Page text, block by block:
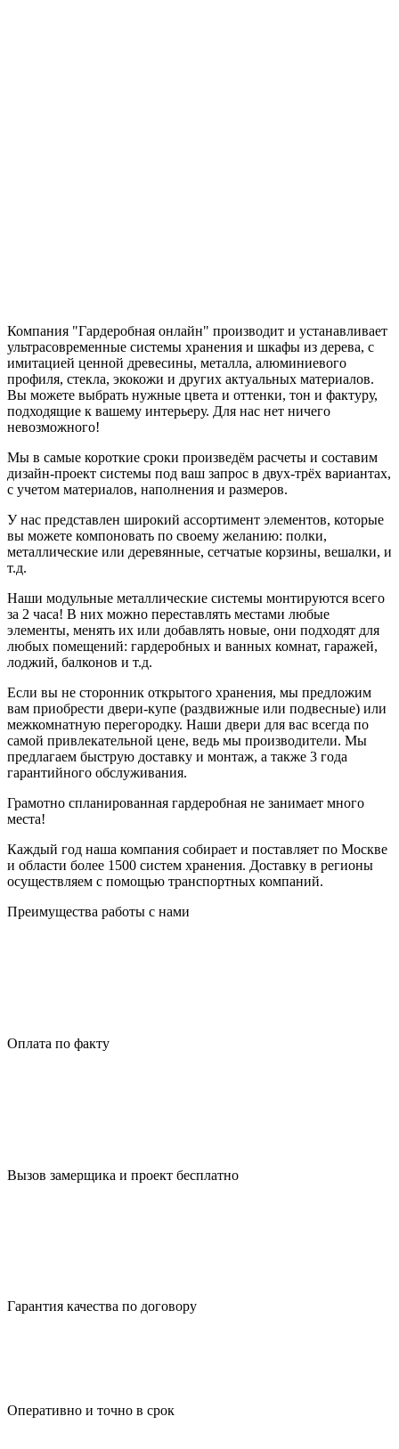
Компания "Гардеробная онлайн" производит и устанавливает
ультрасовременные системы хранения и шкафы из дерева, с
имитацией ценной древесины, металла, алюминиевого
профиля, стекла, экокожи и других актуальных материалов.
Вы можете выбрать нужные цвета и оттенки, тон и фактуру,
подходящие к вашему интерьеру. Для нас нет ничего
невозможного!
Мы в самые короткие сроки произведём расчеты и составим
дизайн-проект системы под ваш запрос в двух-трёх вариантах,
с учетом материалов, наполнения и размеров.
У нас представлен широкий ассортимент элементов, которые
вы можете компоновать по своему желанию: полки,
металлические или деревянные, сетчатые корзины, вешалки, и
т.д.
Наши модульные металлические системы монтируются всего
за 2 часа! В них можно переставлять местами любые
элементы, менять их или добавлять новые, они подходят для
любых помещений: гардеробных и ванных комнат, гаражей,
лоджий, балконов и т.д.
Если вы не сторонник открытого хранения, мы предложим
вам приобрести двери-купе (раздвижные или подвесные) или
межкомнатную перегородку. Наши двери для вас всегда по
самой привлекательной цене, ведь мы производители. Мы
предлагаем быструю доставку и монтаж, а также 3 года
гарантийного обслуживания.
Грамотно спланированная гардеробная не занимает много
места!
Каждый год наша компания собирает и поставляет по Москве
и области более 1500 систем хранения. Доставку в регионы
осуществляем с помощью транспортных компаний.
Преимущества работы с нами
Оплата по факту
Вызов замерщика и проект бесплатно
Гарантия качества по договору
Оперативно и точно в срок